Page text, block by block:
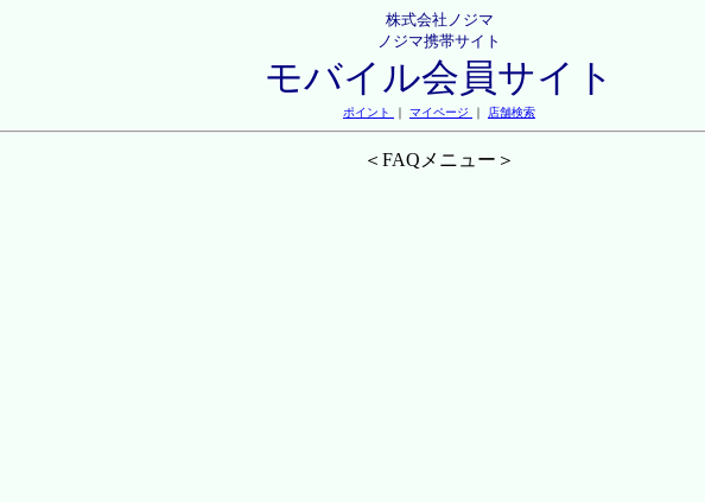
株式会社ノジマ
ノジマ携帯サイト
モバイル会員サイト
ポイント ｜ マイページ ｜ 店舗検索
＜FAQメニュー＞